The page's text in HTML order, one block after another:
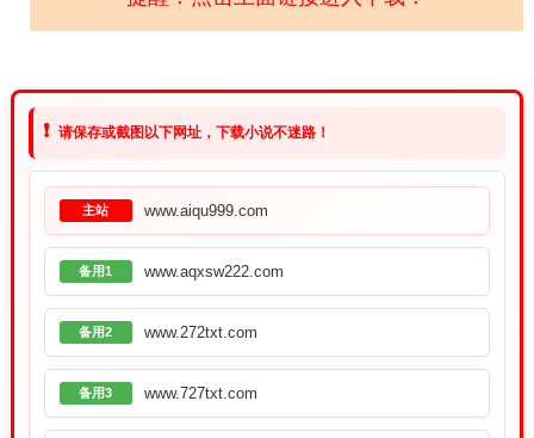
❗ 请保存或截图以下网址，下载小说不迷路！
主站 www.aiqu999.com
备用1 www.aqxsw222.com
备用2 www.272txt.com
备用3 www.727txt.com